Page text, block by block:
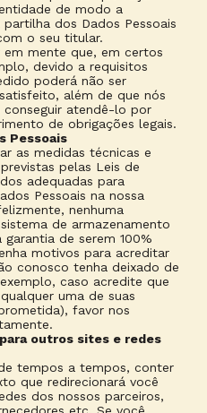
de modo a
partilha dos Dados Pessoais
o seu titular.
em mente que, em certos
devido a requisitos
poderá não ser
além de que nós
conseguir atendê-lo por
de obrigações legais.
Pessoais
as medidas técnicas e
pelas Leis de
adequadas para
Pessoais na nossa
nenhuma
de armazenamento
de serem 100%
motivos para acreditar
conosco tenha deixado de
caso acredite que
uma de suas
favor nos
outros sites e redes
tempos a tempos, conter
que redirecionará você
dos nossos parceiros,